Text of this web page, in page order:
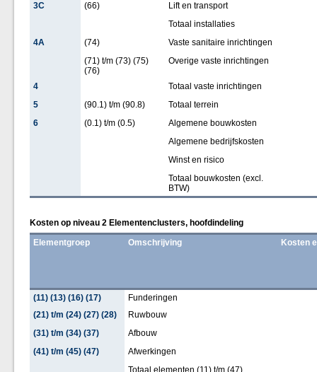
3C
(66)
Lift en transport
Totaal installaties
4A
(74)
Vaste sanitaire inrichtingen
(71) t/m (73) (75)
(76)
Overige vaste inrichtingen
4
Totaal vaste inrichtingen
5
(90.1) t/m (90.8)
Totaal terrein
6
(0.1) t/m (0.5)
Algemene bouwkosten
Algemene bedrijfskosten
Winst en risico
Totaal bouwkosten (excl.
BTW)
Kosten op niveau 2 Elementenclusters, hoofdindeling
Elementgroep
Omschrijving Kosten
(11) (13) (16) (17)
Funderingen
(21) t/m (24) (27) (28)
Ruwbouw
(31) t/m (34) (37)
Afbouw
(41) t/m (45) (47)
Afwerkingen
Totaal elementen (11) t/m (47)